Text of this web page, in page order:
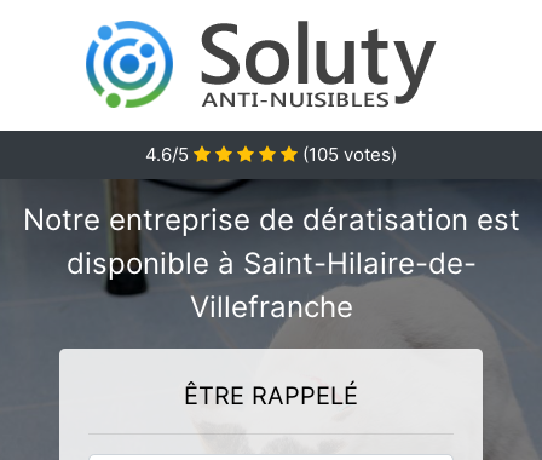
4.6/5 (105 votes)
Notre entreprise de dératisation est
disponible à Saint-Hilaire-de-
Villefranche
ÊTRE RAPPELÉ